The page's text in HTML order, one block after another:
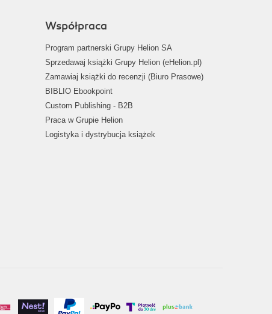
Współpraca
Program partnerski Grupy Helion SA
Sprzedawaj książki Grupy Helion (eHelion.pl)
Zamawiaj książki do recenzji (Biuro Prasowe)
BIBLIO Ebookpoint
Custom Publishing - B2B
Praca w Grupie Helion
Logistyka i dystrybucja książek